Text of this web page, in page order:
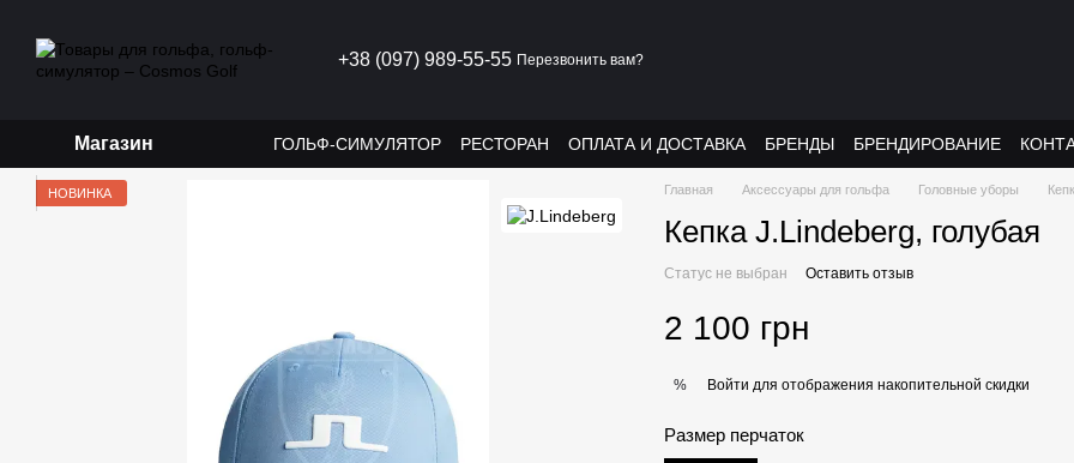
+38 (097) 989-55-55 Перезвонить вам?
Магазин ГОЛЬФ-СИМУЛЯТОР РЕСТОРАН ОПЛАТА И ДОСТАВКА БРЕНДЫ БРЕНДИРОВАНИЕ
НОВИНКА Главная Аксессуары для гольфа Головные уборы
Кепка J.Lindeberg, голубая
Статус не выбран Оставить отзыв
2 100 грн
% Войти для отображения накопительной скидки
Размер перчаток